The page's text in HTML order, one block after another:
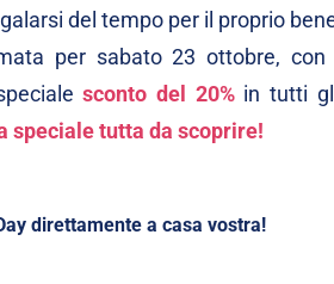
del tempo per il proprio
per sabato 23 ottobre,
sconto del 20%in tutti gli
speciale tutta da scoprire!
direttamente a casa vostra!